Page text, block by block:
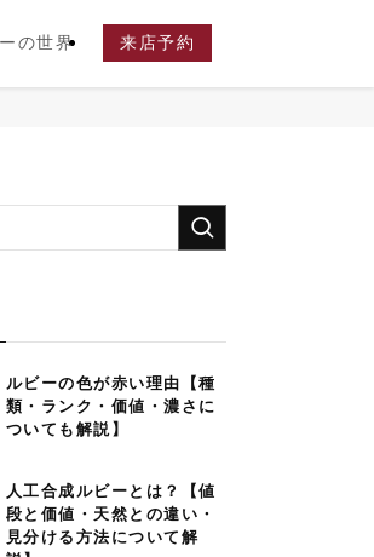
の世界 来店予約
ルビーの色が赤い理由【種
類・ランク・価値・濃さに
ついても解説】
人工合成ルビーとは？【値
段と価値・天然との違い・
見分ける方法について解